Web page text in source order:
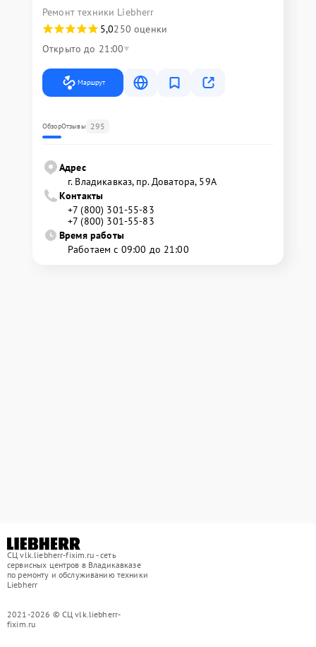
Ремонт техники Liebherr
5,0250 оценки
Открыто до 21:00
Маршрут
ОбзорОтзывы 295
Адрес
г. Владикавказ, пр. Доватора, 59А
Контакты
+7 (800) 301-55-83
+7 (800) 301-55-83
Время работы
Работаем с 09:00 до 21:00
СЦ vlk.liebherr-fixim.ru - сеть
сервисных центров в Владикавказе
по ремонту и обслуживанию техники
Liebherr
2021-2026 © СЦ vlk.liebherr-
fixim.ru